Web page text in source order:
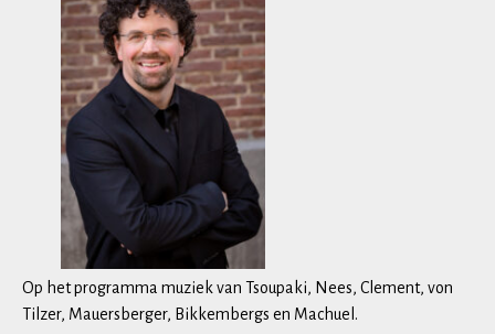
Op het programma muziek van Tsoupaki, Nees, Clement, von
Tilzer, Mauersberger, Bikkembergs en Machuel.